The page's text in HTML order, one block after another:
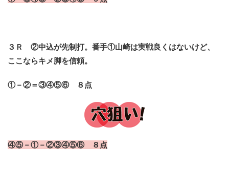
３Ｒ ②中込が先制打。 番手①山崎は実戦良くはないけど、
ここならキメ脚を信頼。
①－②＝③④⑤⑥ ８点
④⑤－①－②③④⑤⑥ ８点